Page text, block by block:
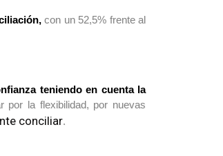
con un 52,5% frente al
teniendo en cuenta la
por la flexibilidad, por nuevas
conciliar.